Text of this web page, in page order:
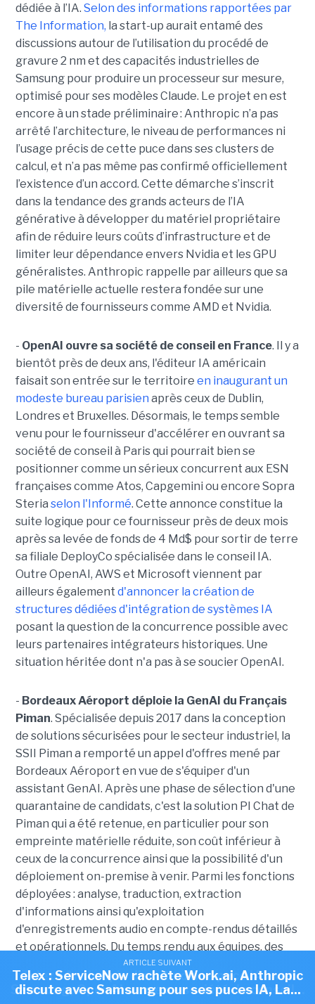
ARTICLE SUIVANT
Telex : Skello lève 200 M€, La Cnil a prononcé 23
sanctions simplifiées depuis début...
ARTICLE SUIVANT
Telex : Anthropic discute d'une puce IA avec
Samsung, OpenAI ouvre sa société de conseil...
dédiée à l’IA. Selon des informations rapportées par
The Information, la start-up aurait entamé des
discussions autour de l’utilisation du procédé de
gravure 2 nm et des capacités industrielles de
Samsung pour produire un processeur sur mesure,
optimisé pour ses modèles Claude. Le projet en est
encore à un stade préliminaire : Anthropic n’a pas
arrêté l’architecture, le niveau de performances ni
l’usage précis de cette puce dans ses clusters de
calcul, et n’a pas même pas confirmé officiellement
l’existence d’un accord. Cette démarche s’inscrit
dans la tendance des grands acteurs de l’IA
générative à développer du matériel propriétaire
afin de réduire leurs coûts d’infrastructure et de
limiter leur dépendance envers Nvidia et les GPU
généralistes. Anthropic rappelle par ailleurs que sa
pile matérielle actuelle restera fondée sur une
diversité de fournisseurs comme AMD et Nvidia.
- OpenAI ouvre sa société de conseil en France. Il y a
bientôt près de deux ans, l'éditeur IA américain
faisait son entrée sur le territoire en inaugurant un
modeste bureau parisien après ceux de Dublin,
Londres et Bruxelles. Désormais, le temps semble
venu pour le fournisseur d'accélérer en ouvrant sa
société de conseil à Paris qui pourrait bien se
positionner comme un sérieux concurrent aux ESN
françaises comme Atos, Capgemini ou encore Sopra
Steria selon l'Informé. Cette annonce constitue la
suite logique pour ce fournisseur près de deux mois
après sa levée de fonds de 4 Md$ pour sortir de terre
sa filiale DeployCo spécialisée dans le conseil IA.
Outre OpenAI, AWS et Microsoft viennent par
ailleurs également d'annoncer la création de
structures dédiées d'intégration de systèmes IA
posant la question de la concurrence possible avec
leurs partenaires intégrateurs historiques. Une
situation héritée dont n'a pas à se soucier OpenAI.
- Bordeaux Aéroport déploie la GenAI du Français
Piman. Spécialisée depuis 2017 dans la conception
de solutions sécurisées pour le secteur industriel, la
SSII Piman a remporté un appel d'offres mené par
Bordeaux Aéroport en vue de s'équiper d'un
assistant GenAI. Après une phase de sélection d'une
quarantaine de candidats, c'est la solution PI Chat de
Piman qui a été retenue, en particulier pour son
empreinte matérielle réduite, son coût inférieur à
ceux de la concurrence ainsi que la possibilité d'un
déploiement on-premise à venir. Parmi les fonctions
déployées : analyse, traduction, extraction
d'informations ainsi qu'exploitation
d'enregistrements audio en compte-rendus détaillés
et opérationnels. Du temps rendu aux équipes, des
tâches répétitives allégées et une charge
administrative réduite sont avancées. « Avec PI Chat,
nos collaborateurs gagnent un temps précieux sur
ARTICLE SUIVANT
Telex : ServiceNow rachète Work.ai, Anthropic
discute avec Samsung pour ses puces IA, La...